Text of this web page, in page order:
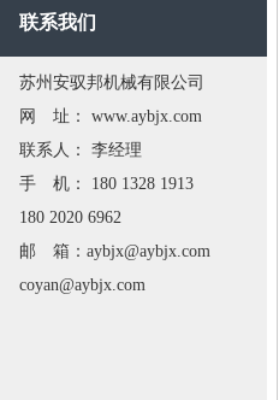
联系我们
苏州安驭邦机械有限公司
网 址： www.aybjx.com
联系人： 李经理
手 机： 180 1328 1913
180 2020 6962
邮 箱：aybjx@aybjx.com
coyan@aybjx.com